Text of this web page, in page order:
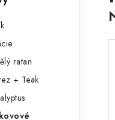
ratan
+ Teak